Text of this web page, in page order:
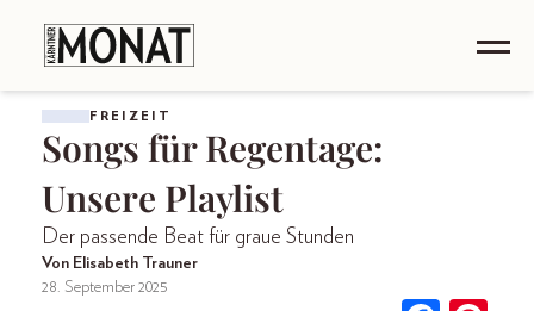
FREIZEIT
Songs für Regentage:
Unsere Playlist
Der passende Beat für graue Stunden
Von Elisabeth Trauner
28. September 2025